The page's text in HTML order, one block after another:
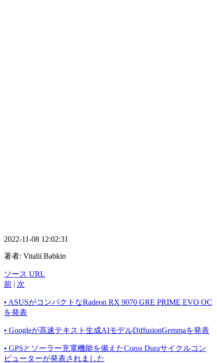
2022-11-08 12:02:31
著者: Vitalii Babkin
ソース URL
前 | 次
• ASUSがコンパクトなRadeon RX 9070 GRE PRIME EVO OC
を発表
• Googleが高速テキスト生成AIモデルDiffusionGemmaを発表
• GPSとソーラー充電機能を備えたCoros Duraサイクルコン
ピューターが発表されました